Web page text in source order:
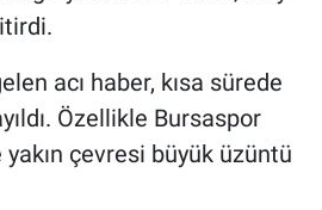
acı haber, kısa sürede
Özellikle Bursaspor
çevresi büyük üzüntü